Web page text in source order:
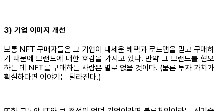
3) 기업 이미지 개선
보통 NFT 구매자들은 그 기업이 내세운 혜택과 로드맵을 믿고 구매하
기 때문에 브랜드에 대한 호감을 가지고 있다. 만약 그 브랜드를 혐오
하는 데 NFT를 구매하는 사람은 별로 없을 것이다. (물론 투자 가치가
확실하다면 이야기는 달라진다.)